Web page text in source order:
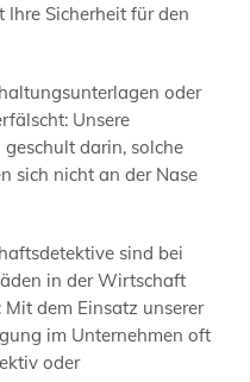
Ihre Sicherheit für den
oder
Unsere
darin, solche
sich nicht an der Nase
sind bei
in der Wirtschaft
dem Einsatz unserer
im Unternehmen oft
oder